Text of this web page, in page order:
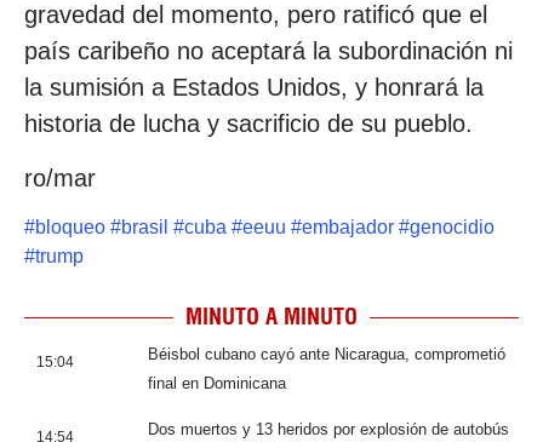
gravedad del momento, pero ratificó que el
país caribeño no aceptará la subordinación ni
la sumisión a Estados Unidos, y honrará la
historia de lucha y sacrificio de su pueblo.
ro/mar
#bloqueo #brasil #cuba #eeuu #embajador #genocidio
#trump
MINUTO A MINUTO
15:04
Béisbol cubano cayó ante Nicaragua, comprometió
final en Dominicana
14:54
Dos muertos y 13 heridos por explosión de autobús